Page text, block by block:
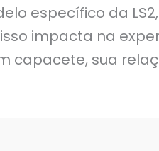
específico da
impacta na
capacete, sua